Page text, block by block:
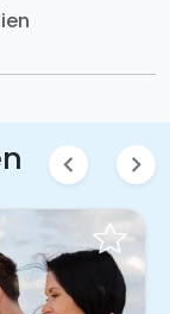
chevron_left chevron_right